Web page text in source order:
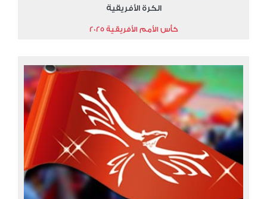
الكرة الأفريقية
كأس الأمم الأفريقية 2025